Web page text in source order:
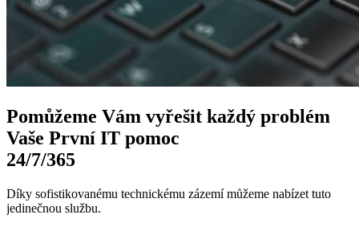
Pomůžeme Vámvyřešit každý problém
Vaše PrvníIT pomoc
24/7/365
Díky sofistikovanému technickému zázemí můžeme nabízet tuto
jedinečnou službu.